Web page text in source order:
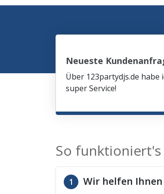
Neueste
Über 123partydjs.de
super Service!
So funktioniert's
1 Wir helfen Ihnen